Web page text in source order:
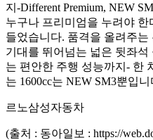
지-Different Premium, NEW
누구나 프리미엄을 누려야 한
들었습니다. 품격을 올려주
기대를 뛰어넘는 넓은 뒷좌
는 편안한 주행 성능까지- 한
는 1600cc는 NEW SM3뿐입니
르노삼성자동차
(출처 : 동아일보 : https://